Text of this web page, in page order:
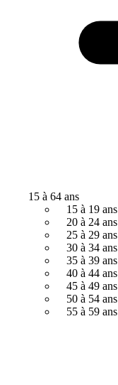
15 à 64 ans
15 à 19 ans
20 à 24 ans
25 à 29 ans
30 à 34 ans
35 à 39 ans
40 à 44 ans
45 à 49 ans
50 à 54 ans
55 à 59 ans